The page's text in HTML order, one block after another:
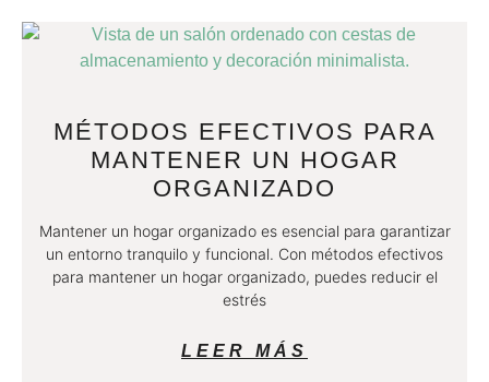
MÉTODOS EFECTIVOS PARA
MANTENER UN HOGAR
ORGANIZADO
Mantener un hogar organizado es esencial para garantizar
un entorno tranquilo y funcional. Con métodos efectivos
para mantener un hogar organizado, puedes reducir el
estrés
LEER MÁS